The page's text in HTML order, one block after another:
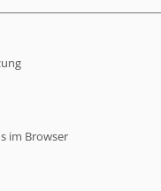
Ägidiuskirche am 15.
von ihrem Amt
mit einer
und sie
Hohe Warte.
ihre Kolleginnen
im Browser